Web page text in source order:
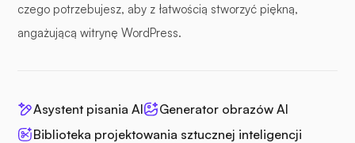
czego potrzebujesz, aby z łatwością stworzyć piękną,
angażującą witrynę WordPress.
Asystent pisania AI
Generator obrazów AI
Biblioteka projektowania sztucznej inteligencji